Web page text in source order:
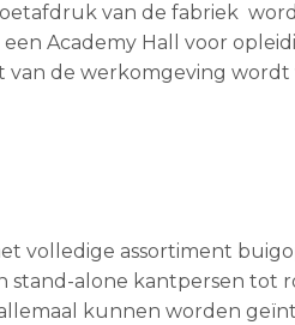
van de fabriek
Academy Hall voor
van de werkomgeving
volledige assortiment
stand-alone kantpersen
kunnen worden